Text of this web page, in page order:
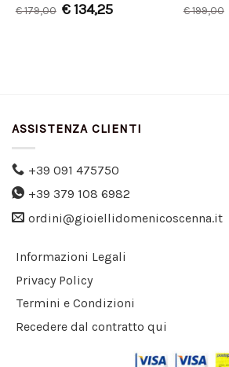
€179,00 €134,25
€199,00
ASSISTENZA CLIENTI
+39 091 475750
+39 379 108 6982
ordini@gioiellidomenicoscenna.it
Informazioni Legali
Privacy Policy
Termini e Condizioni
Recedere dal contratto qui